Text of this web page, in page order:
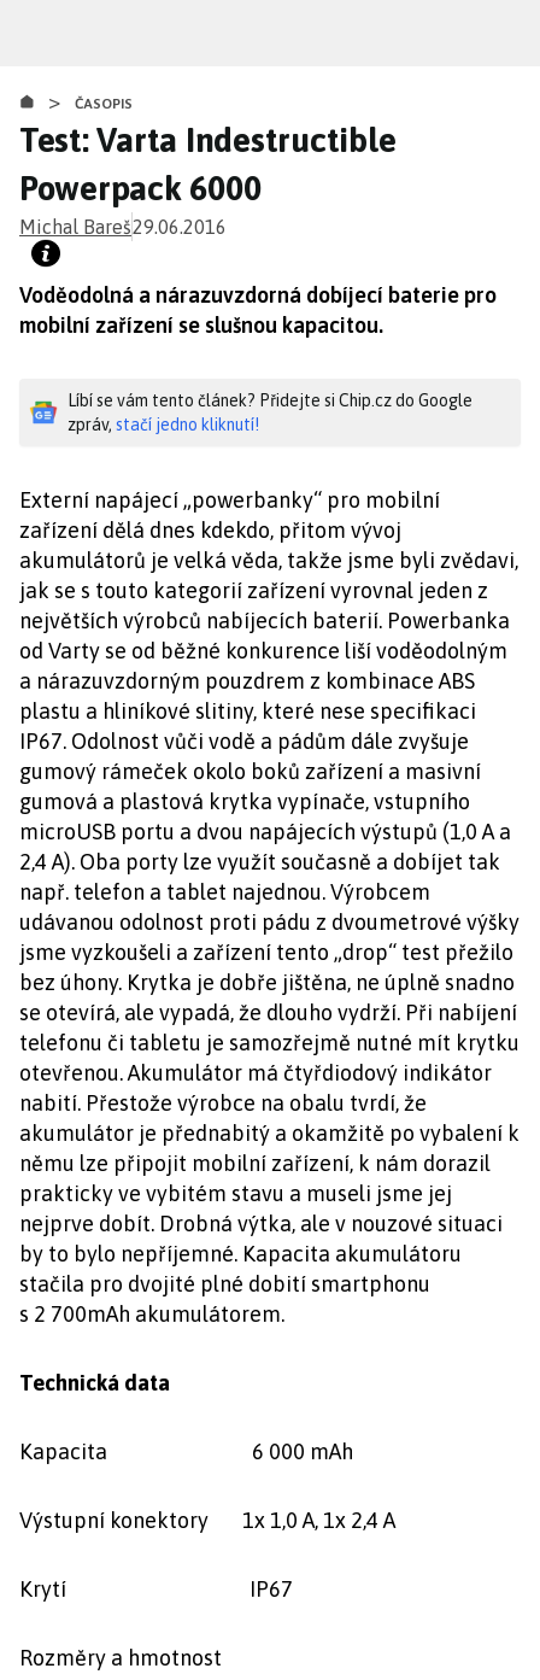
obsahu
> ČASOPIS
Test: Varta Indestructible
Powerpack 6000
Michal Bareš29.06.2016
Voděodolná a nárazuvzdorná dobíjecí baterie pro
mobilní zařízení se slušnou kapacitou.
Líbí se vám tento článek? Přidejte si Chip.cz do Google
zpráv, stačí jedno kliknutí!
Externí napájecí „powerbanky“ pro mobilní
zařízení dělá dnes kdekdo, přitom vývoj
akumulátorů je velká věda, takže jsme byli zvědavi,
jak se s touto kategorií zařízení vyrovnal jeden z
největších výrobců nabíjecích baterií. Powerbanka
od Varty se od běžné konkurence liší voděodolným
a nárazuvzdorným pouzdrem z kombinace ABS
plastu a hliníkové slitiny, které nese specifikaci
IP67. Odolnost vůči vodě a pádům dále zvyšuje
gumový rámeček okolo boků zařízení a masivní
gumová a plastová krytka vypínače, vstupního
microUSB portu a dvou napájecích výstupů (1,0 A a
2,4 A). Oba porty lze využít současně a dobíjet tak
např. telefon a tablet najednou. Výrobcem
udávanou odolnost proti pádu z dvoumetrové výšky
jsme vyzkoušeli a zařízení tento „drop“ test přežilo
bez úhony. Krytka je dobře jištěna, ne úplně snadno
se otevírá, ale vypadá, že dlouho vydrží. Při nabíjení
telefonu či tabletu je samozřejmě nutné mít krytku
otevřenou. Akumulátor má čtyřdiodový indikátor
nabití. Přestože výrobce na obalu tvrdí, že
akumulátor je přednabitý a okamžitě po vybalení k
němu lze připojit mobilní zařízení, k nám dorazil
prakticky ve vybitém stavu a museli jsme jej
nejprve dobít. Drobná výtka, ale v nouzové situaci
by to bylo nepříjemné. Kapacita akumulátoru
stačila pro dvojité plné dobití smartphonu
s 2 700mAh akumulátorem.
Technická data
Kapacita 6 000 mAh
Výstupní konektory 1x 1,0 A, 1x 2,4 A
Krytí IP67
Rozměry a hmotnost